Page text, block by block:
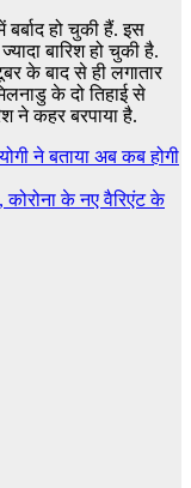
हो चुकी हैं. इस
बारिश हो चुकी है.
के बाद से ही लगातार
के दो तिहाई से
ने कहर बरपाया है.
ने बताया अब कब होगी
के नए वैरिएंट के